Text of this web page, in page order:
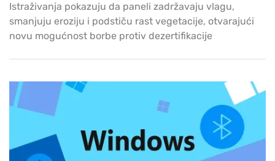
Istraživanja pokazuju da paneli zadržavaju vlagu,
smanjuju eroziju i podstiču rast vegetacije, otvarajući
novu mogućnost borbe protiv dezertifikacije